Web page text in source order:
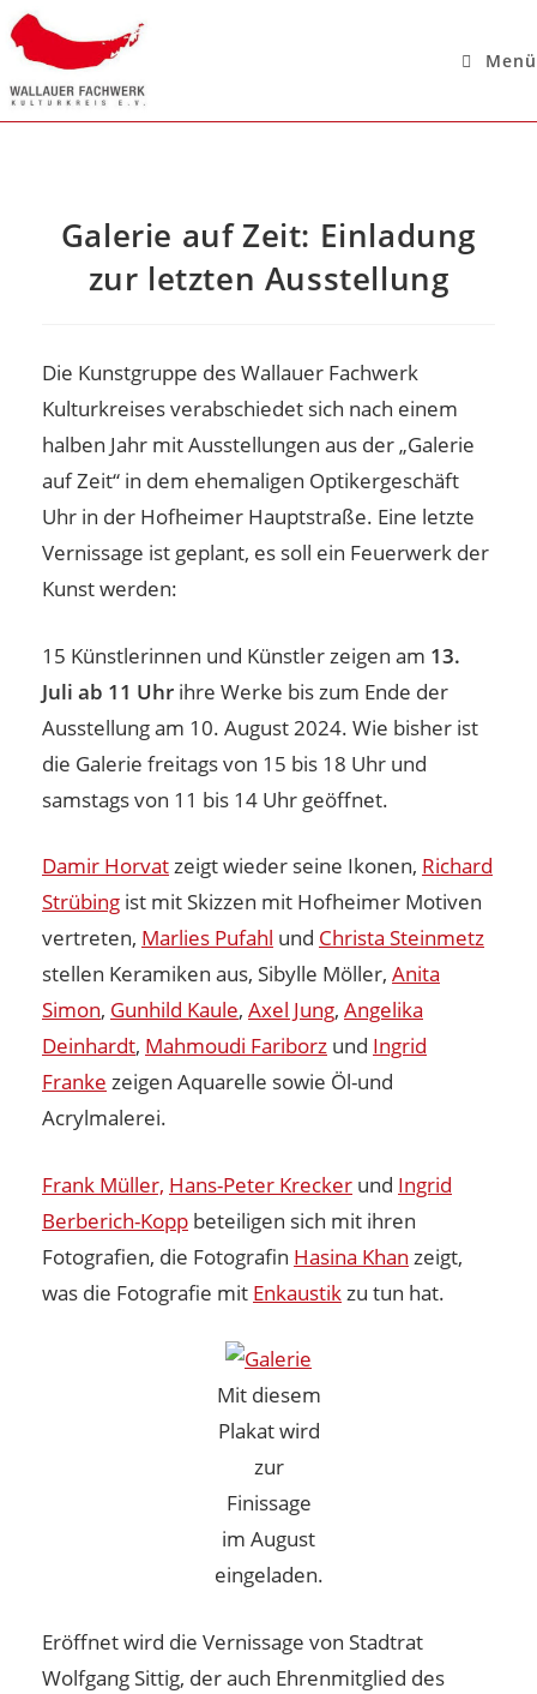
Menü
Galerie auf Zeit: Einladung
zur letzten Ausstellung
Die Kunstgruppe des Wallauer Fachwerk
Kulturkreises verabschiedet sich nach einem
halben Jahr mit Ausstellungen aus der „Galerie
auf Zeit“ in dem ehemaligen Optikergeschäft
Uhr in der Hofheimer Hauptstraße. Eine letzte
Vernissage ist geplant, es soll ein Feuerwerk der
Kunst werden:
15 Künstlerinnen und Künstler zeigen am 13.
Juli ab 11 Uhr ihre Werke bis zum Ende der
Ausstellung am 10. August 2024. Wie bisher ist
die Galerie freitags von 15 bis 18 Uhr und
samstags von 11 bis 14 Uhr geöffnet.
Damir Horvatzeigt wieder seine Ikonen, Richard
Strübing ist mit Skizzen mit Hofheimer Motiven
vertreten, Marlies Pufahl und Christa Steinmetz
stellen Keramiken aus, Sibylle Möller, Anita
Simon, Gunhild Kaule, Axel Jung, Angelika
Deinhardt, Mahmoudi Fariborz und Ingrid
Franke zeigen Aquarelle sowie Öl-und
Acrylmalerei.
Frank Müller, Hans-Peter Krecker und Ingrid
Berberich-Kopp beteiligen sich mit ihren
Fotografien, die Fotografin Hasina Khan zeigt,
was die Fotografie mit Enkaustik zu tun hat.
Mit diesem
Plakat wird
zur
Finissage
im August
eingeladen.
Eröffnet wird die Vernissage von Stadtrat
Wolfgang Sittig, der auch Ehrenmitglied des